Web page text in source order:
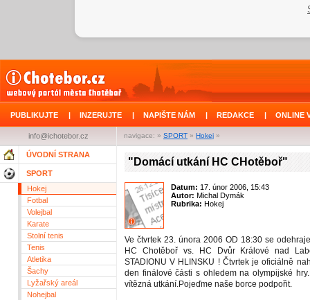
PUBLIKUJTE | INZERUJTE | NAPIŠTE NÁM | REDAKCE | ONLINE
navigace: » SPORT » Hokej »
info@ichotebor.cz
ÚVODNÍ STRANA
SPORT
Hokej
Fotbal
Volejbal
Karate
Stolní tenis
Tenis
Atletika
Šachy
Lyžařský areál
Nohejbal
"Domácí utkání HC CHotěboř"
Datum: 17. únor 2006, 15:43
Autor: Michal Dymák
Rubrika: Hokej
Ve čtvrtek 23. února 2006 OD 18:30 se
HC Chotěboř vs. HC Dvůr Králové nad
STADIONU V HLINSKU ! Čtvrtek je oficiálně
den finálové části s ohledem na olympijské
vítězná utkání.Pojeďme naše borce podpořit.